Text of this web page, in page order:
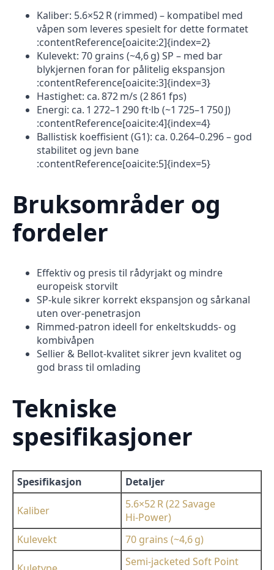
Kaliber: 5.6×52 R (rimmed) – kompatibel med
våpen som leveres spesielt for dette formatet
:contentReference[oaicite:2]{index=2}
Kulevekt: 70 grains (~4,6 g) SP – med bar
blykjernen foran for pålitelig ekspansjon
:contentReference[oaicite:3]{index=3}
Hastighet: ca. 872 m/s (2 861 fps)
Energi: ca. 1 272–1 290 ft·lb (~1 725–1 750 J)
:contentReference[oaicite:4]{index=4}
Ballistisk koeffisient (G1): ca. 0.264–0.296 – god
stabilitet og jevn bane
:contentReference[oaicite:5]{index=5}
Bruksområder og
fordeler
Effektiv og presis til rådyrjakt og mindre
europeisk storvilt
SP-kule sikrer korrekt ekspansjon og sårkanal
uten over-penetrasjon
Rimmed-patron ideell for enkeltskudds- og
kombivåpen
Sellier & Bellot-kvalitet sikrer jevn kvalitet og
god brass til omlading
Tekniske
spesifikasjoner
Spesifikasjon Detaljer
Kaliber
5.6×52 R (22 Savage
Hi‑Power)
Kulevekt
70 grains (~4,6 g)
Semi-jacketed Soft Point